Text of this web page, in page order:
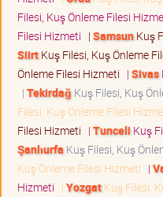
Filesi, Kuş Önleme Filesi
Filesi Hizmeti | SamsunKuş
SiirtKuş Filesi, Kuş Önleme
Önleme Filesi Hizmeti | Sivas
| Tekirdağ Kuş Filesi, Kuş
Filesi, Kuş Önleme Filesi
Filesi Hizmeti | Tunceli Kuş
Şanlıurfa Kuş Filesi, Kuş
Kuş Önleme Filesi Hizmeti |
Hizmeti | YozgatKuş Filesi,